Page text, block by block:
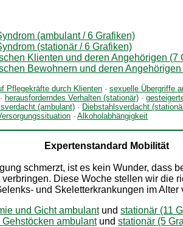
(ambulant / 6 Grafiken)
(stationär / 6 Grafiken)
Klienten und deren Angehörigen (7
Bewohnern und deren
Pflegekräfte durch Klienten · sexuelle Übergriffe
· herausforderndes Verhalten (stationär) ·
(ambulant) · Diebstahlsverdacht
· Alkoholabhängigkeit
Expertenstandard Mobilität
schmerzt, ist es kein Wunder, dass
verbringen. Diese Woche stellen wir die
und Skeletterkrankungen im Alter
und Gicht ambulantund stationär (11
Gehstöcken ambulantund stationär (5